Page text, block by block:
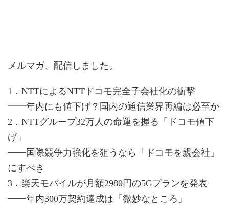
メルマガ、配信しました。
1．NTTによるNTTドコモ完全子会社化の衝撃
━━年内にも値下げ？国内の通信業界再編は必至か
2．NTTグループ32万人の命運を握る「ドコモ値下
げ」
━━国際競争力強化を狙うなら「ドコモを親会社」
にすべき
3．楽天モバイルが月額2980円の5Gプランを発表
━━年内300万契約達成は「微妙なところ」